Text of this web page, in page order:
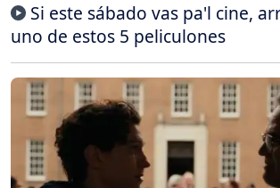
Si este sábado vas pa'l cine,
uno de estos 5 peliculones